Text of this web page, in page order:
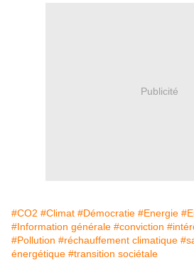
Publicité
#CO2 #Climat #Démocratie #Energie
#Information générale #conviction
#Pollution #réchauffement climatique
énergétique #transition sociétale